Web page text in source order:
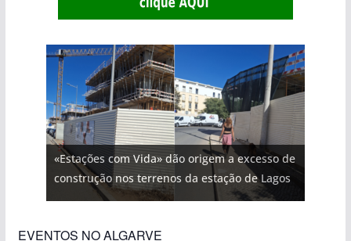
«Estações com Vida» dão origem a excesso de
construção nos terrenos da estação de Lagos
EVENTOS NO ALGARVE